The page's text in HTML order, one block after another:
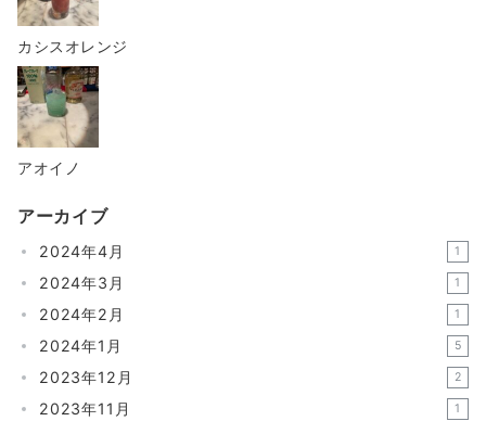
カシスオレンジ
アオイノ
アーカイブ
2024年4月 1
2024年3月 1
2024年2月 1
2024年1月 5
2023年12月 2
2023年11月 1